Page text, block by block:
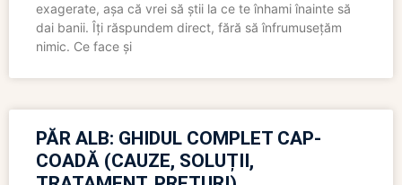
exagerate, așa că vrei să știi la ce te înhami înainte să
dai banii. Îți răspundem direct, fără să înfrumusețăm
nimic. Ce face și
PĂR ALB: GHIDUL COMPLET CAP-
COADĂ (CAUZE, SOLUȚII,